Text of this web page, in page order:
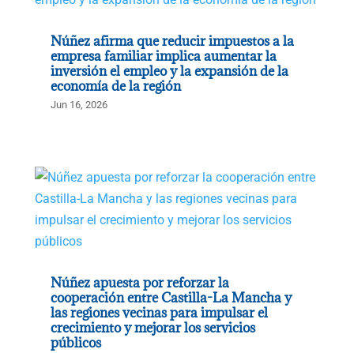
Núñez afirma que reducir impuestos a la
empresa familiar implica aumentar la
inversión el empleo y la expansión de la
economía de la región
Jun 16, 2026
Núñez apuesta por reforzar la
cooperación entre Castilla-La Mancha y
las regiones vecinas para impulsar el
crecimiento y mejorar los servicios
públicos